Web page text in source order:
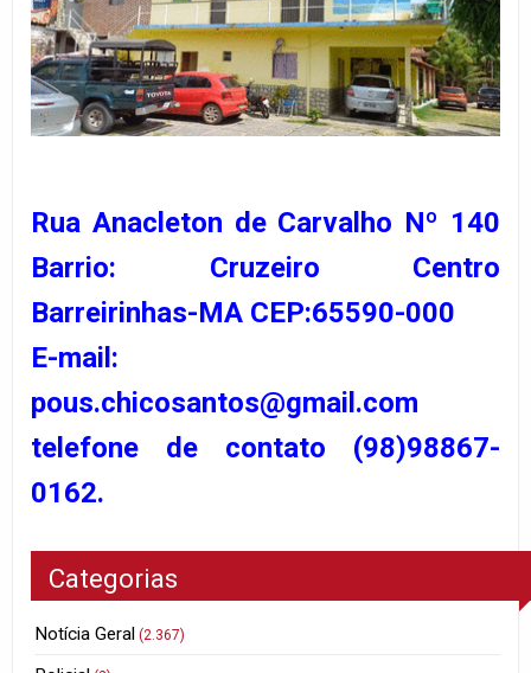
Rua Anacleton de Carvalho Nº 140
Barrio: Cruzeiro Centro
Barreirinhas-MA CEP:65590-000
E-mail:
pous.chicosantos@gmail.com
telefone de contato (98)98867-
0162.
Categorias
Notícia Geral (2.367)